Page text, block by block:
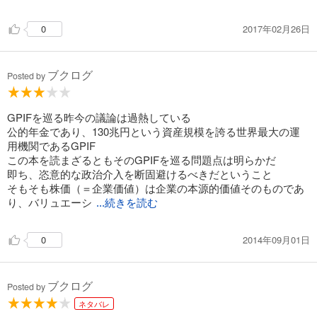
0 2017年02月26日
Posted by ブクログ
GPIFを巡る昨今の議論は過熱している
公的年金であり、130兆円という資産規模を誇る世界最大の運
用機関であるGPIF
この本を読まざるともそのGPIFを巡る問題点は明らかだ
即ち、恣意的な政治介入を断固避けるべきだということ
そもそも株価（＝企業価値）は企業の本源的価値そのものであ
り、バリュエーシ ...続きを読む
0 2014年09月01日
Posted by ブクログ
ネタバレ